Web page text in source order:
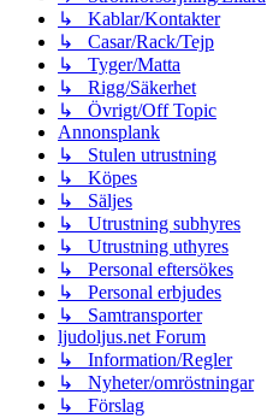
↳ Kablar/Kontakter
↳ Casar/Rack/Tejp
↳ Tyger/Matta
↳ Rigg/Säkerhet
↳ Övrigt/Off Topic
Annonsplank
↳ Stulen utrustning
↳ Köpes
↳ Säljes
↳ Utrustning subhyres
↳ Utrustning uthyres
↳ Personal eftersökes
↳ Personal erbjudes
↳ Samtransporter
ljudoljus.net Forum
↳ Information/Regler
↳ Nyheter/omröstningar
↳ Förslag